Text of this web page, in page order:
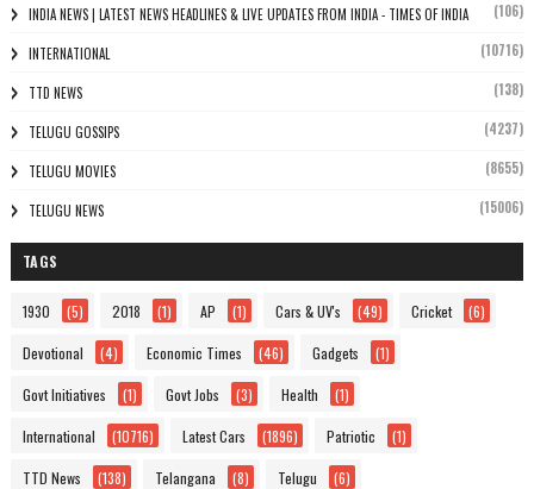
INDIA NEWS | LATEST NEWS HEADLINES & LIVE UPDATES FROM INDIA - TIMES OF INDIA (106)
INTERNATIONAL (10716)
TTD NEWS (138)
TELUGU GOSSIPS (4237)
TELUGU MOVIES (8655)
TELUGU NEWS (15006)
TAGS
1930 (5) 2018 (1) AP (1) Cars & UV's (49) Cricket (6)
Devotional (4) Economic Times (46) Gadgets (1)
Govt Initiatives (1) Govt Jobs (3) Health (1)
International (10716) Latest Cars (1896) Patriotic (1)
TTD News (138) Telangana (8) Telugu (6)